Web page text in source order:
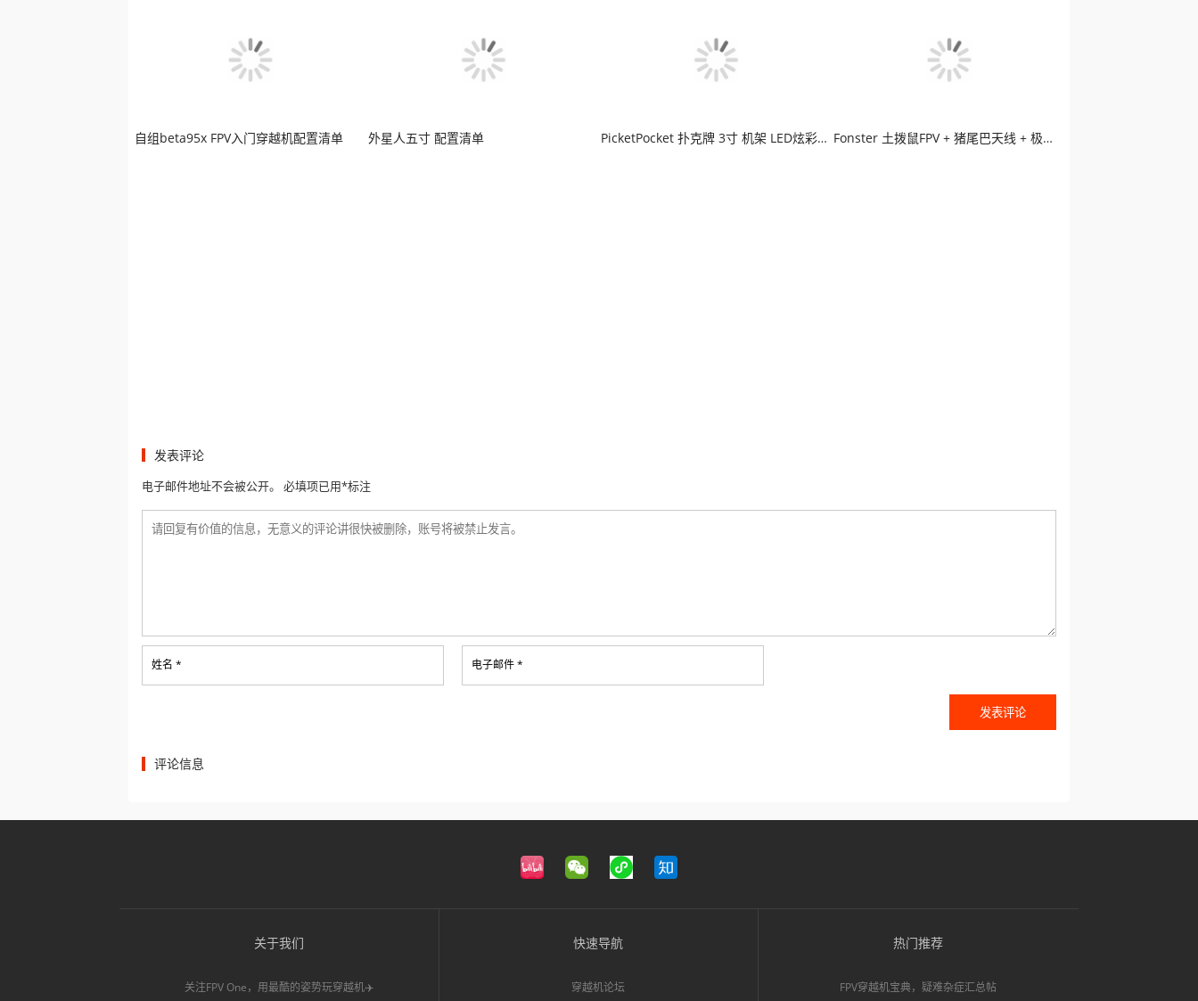
自组beta95x FPV入门穿越机配置清单 外星人五寸 配置清单 PicketPocket 扑克牌 3寸 机架 LED炫彩版穿越机 Fonster 土拨鼠FPV + 猪尾巴天线 + 极光高清图传
发表评论
电子邮件地址不会被公开。 必填项已用*标注
姓名 * 电子邮件 *
评论信息
关于我们
关注FPV One，用最酷的姿势玩穿越机✈️
快速导航
穿越机论坛
热门推荐
FPV穿越机宝典，疑难杂症汇总帖